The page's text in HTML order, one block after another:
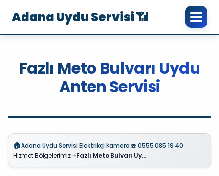
Adana Uydu Servisi 📶
Fazlı Meto Bulvarı Uydu
Anten Servisi
🏠Adana Uydu Servisi Elektrikçi Kamera ☎️ 0555 085 19 40
Hizmet Bölgelerimiz→ Fazlı Meto Bulvarı Uydu Anten Servisi